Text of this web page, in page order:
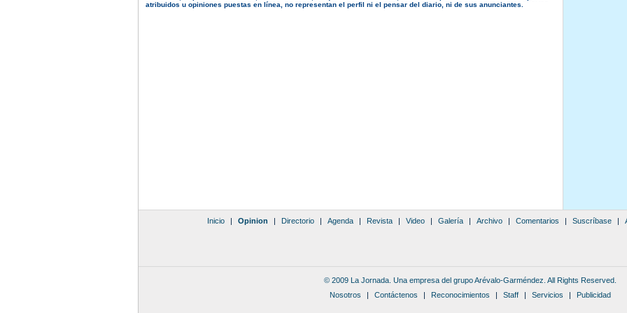
atribuidos u opiniones puestas en línea, no representan el perfil ni el pensar del diario, ni de sus anunciantes.
Inicio | Opinion | Directorio | Agenda | Revista | Video | Galería | Archivo | Comentarios | Suscríbase |
© 2009 La Jornada. Una empresa del grupo Arévalo-Garméndez. All Rights Reserved.
Nosotros | Contáctenos | Reconocimientos | Staff | Servicios | Publicidad